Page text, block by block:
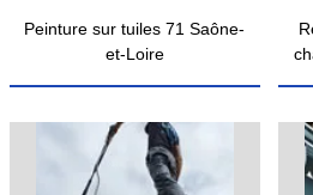
Peinture sur tuiles 71 Saône-
et-Loire